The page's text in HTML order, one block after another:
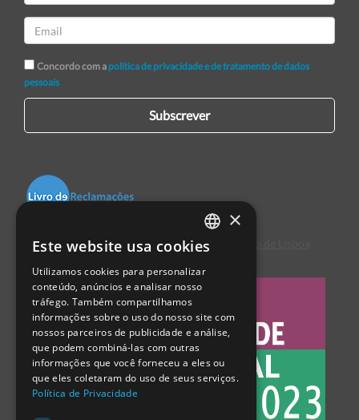
Concordo com a política de privacidade e de tratamento de dados
pessoais
Subscrever
Centro de Arbitragem de Conflitos de Consumo de Lisboa
PORTUGUESE
ENGLISH
SPANISH
×
Este website usa cookies
Utilizamos cookies para personalizar
conteúdo, anúncios e analisar nosso
tráfego. Também compartilhamos
informações sobre o uso do nosso site com
nossos parceiros de publicidade e análise,
que podem combiná-las com outras
informações que você forneceu a eles ou
que eles coletaram do uso de seus serviços.
Política de Privacidade